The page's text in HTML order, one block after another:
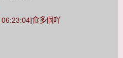
食多個吖